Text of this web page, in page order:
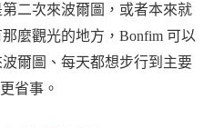
二次來波爾圖，或者本來就
麼觀光的地方，Bonfim 可以
爾圖、每天都想步行到主要
省事。